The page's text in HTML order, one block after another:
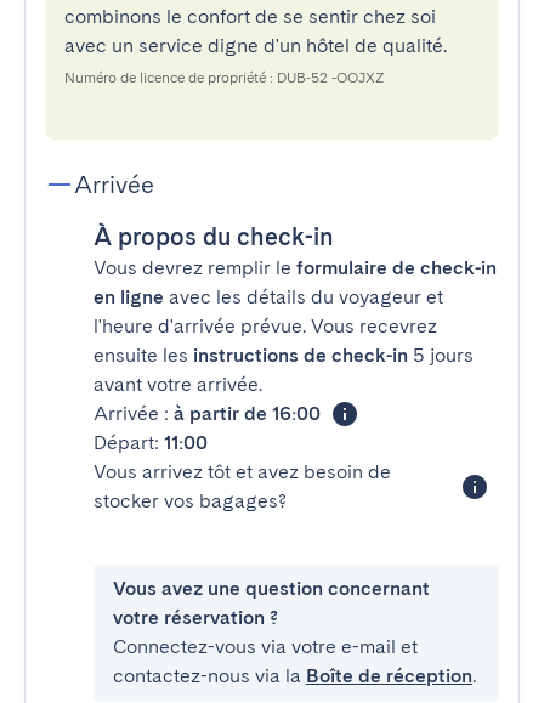
combinons le confort de se sentir chez soi
avec un service digne d'un hôtel de qualité.
Numéro de licence de propriété : DUB-52 -OOJXZ
Arrivée
À propos du check-in
Vous devrez remplir le formulaire de check-in
en ligne avec les détails du voyageur et
l'heure d'arrivée prévue. Vous recevrez
ensuite les instructions de check-in 5 jours
avant votre arrivée.
Arrivée : à partir de 16:00
Départ: 11:00
Vous arrivez tôt et avez besoin de
stocker vos bagages?
Vous avez une question concernant
votre réservation ?
Connectez-vous via votre e-mail et
contactez-nous via la Boîte de réception.